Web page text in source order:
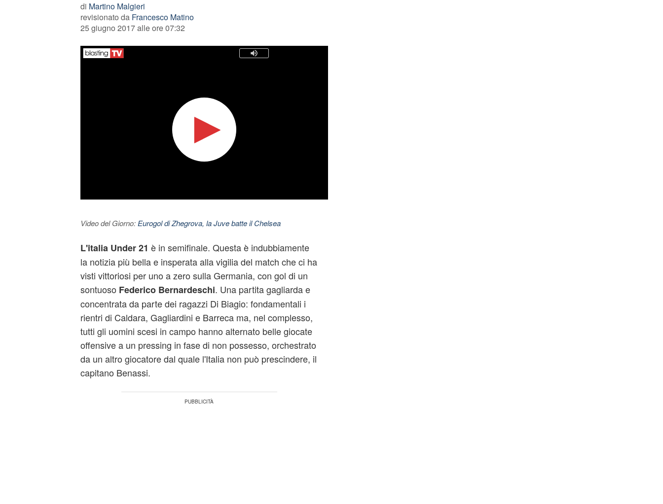
di Martino Malgieri
revisionato da Francesco Matino
25 giugno 2017 alle ore 07:32
Video del Giorno: Eurogol di Zhegrova, la Juve batte il Chelsea
L'italiaUnder 21 è in semifinale. Questa è indubbiamente
la notizia più bella e insperata alla vigilia del match che ci ha
visti vittoriosi per uno a zero sulla Germania, con gol di un
sontuoso Federico Bernardeschi. Una partita gagliarda e
concentrata da parte dei ragazzi Di Biagio: fondamentali i
rientri di Caldara, Gagliardini e Barreca ma, nel complesso,
tutti gli uomini scesi in campo hanno alternato belle giocate
offensive a un pressing in fase di non possesso, orchestrato
da un altro giocatore dal quale l'Italia non può prescindere, il
capitano Benassi.